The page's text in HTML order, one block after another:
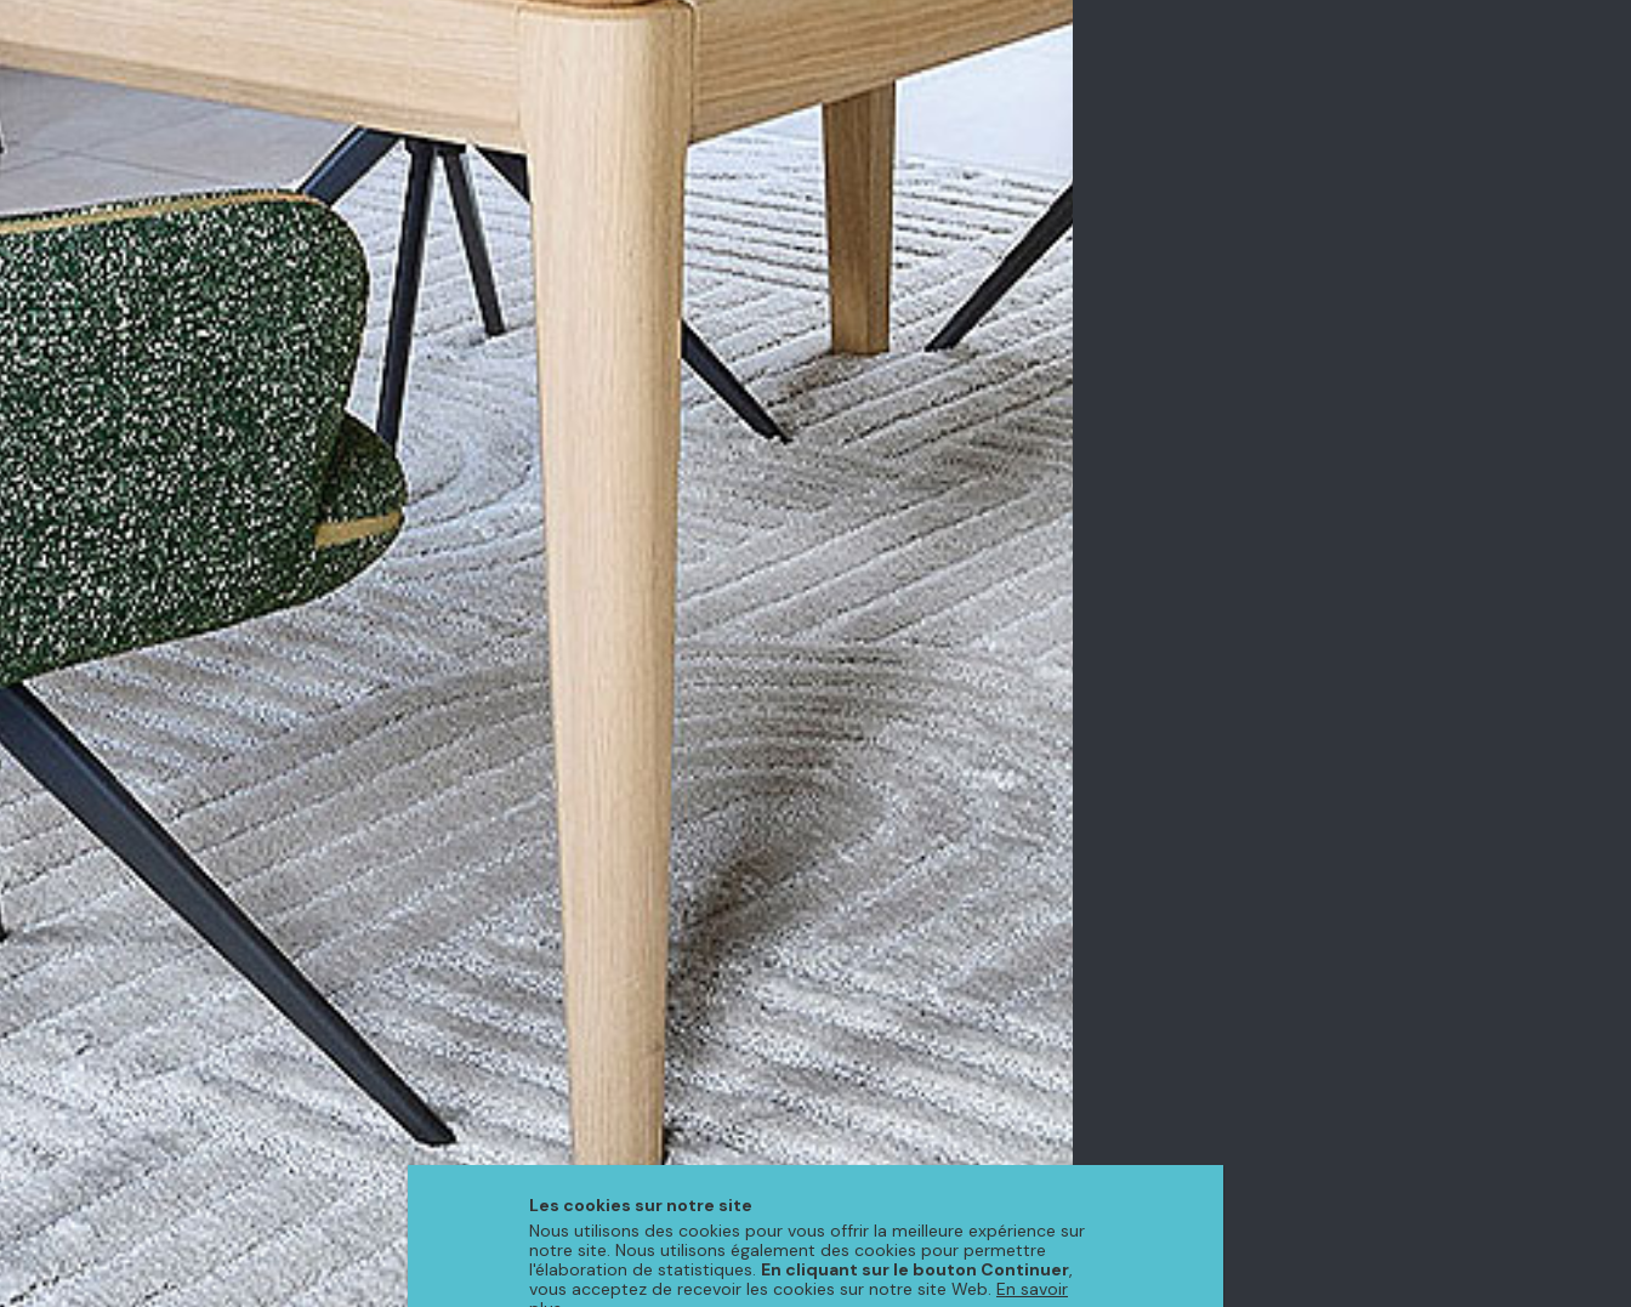
Les cookies sur notre site
Nous utilisons des cookies pour vous offrir la meilleure expérience sur
notre site. Nous utilisons également des cookies pour permettre
l'élaboration de statistiques. En cliquant sur le bouton Continuer,
vous acceptez de recevoir les cookies sur notre site Web. En savoir